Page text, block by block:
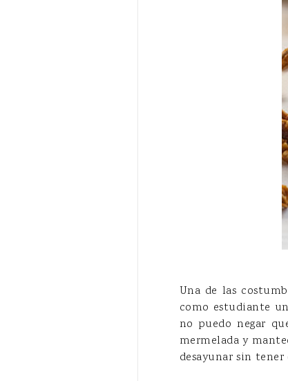
Una de las
como estudiante
no puedo negar
mermelada y
desayunar sin